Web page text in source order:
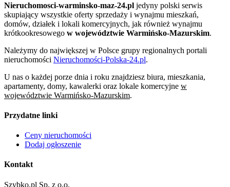
Nieruchomosci-warminsko-maz-24.pl jedyny polski serwis
skupiający wszystkie oferty sprzedaży i wynajmu mieszkań,
domów, działek i lokali komercyjnych, jak również wynajmu
krótkookresowego w województwie Warmińsko-Mazurskim.
Należymy do największej w Polsce grupy regionalnych portali
nieruchomości Nieruchomości-Polska-24.pl.
U nas o każdej porze dnia i roku znajdziesz biura, mieszkania,
apartamenty, domy, kawalerki oraz lokale komercyjne w
województwie Warmińsko-Mazurskim.
Przydatne linki
Ceny nieruchomości
Dodaj ogłoszenie
Kontakt
Szybko.pl Sp. z o.o.